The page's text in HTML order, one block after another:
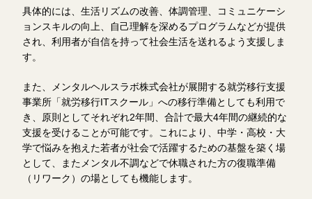
具体的には、生活リズムの改善、体調管理、コミュニケーシ
ョンスキルの向上、自己理解を深めるプログラムなどが提供
され、利用者が自信を持って社会生活を送れるよう支援しま
す。
また、メンタルヘルスラボ株式会社が展開する就労移行支援
事業所「就労移行ITスクール」への移行準備としても利用で
き、原則としてそれぞれ2年間、合計で最大4年間の継続的な
支援を受けることが可能です。これにより、中学・高校・大
学で悩みを抱えた若者が社会で活躍するための基盤を築く場
として、またメンタル不調などで休職された方の復職準備
（リワーク）の場としても機能します。